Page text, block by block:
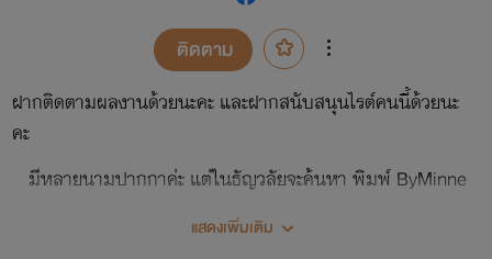
ติดตาม
ฝากติดตามผลงานด้วยนะคะ และฝากสนับสนุนไรต์คนนี้ด้วยนะ
คะ
มีหลายนามปากกาค่ะ แต่ในธัญวลัยจะค้นหา พิมพ์ ByMinne
ไหน ไรท์จะชี้แจ้งไว้นะคะ ในเรื่องนั้นๆ
แสดงเพิ่มเติม